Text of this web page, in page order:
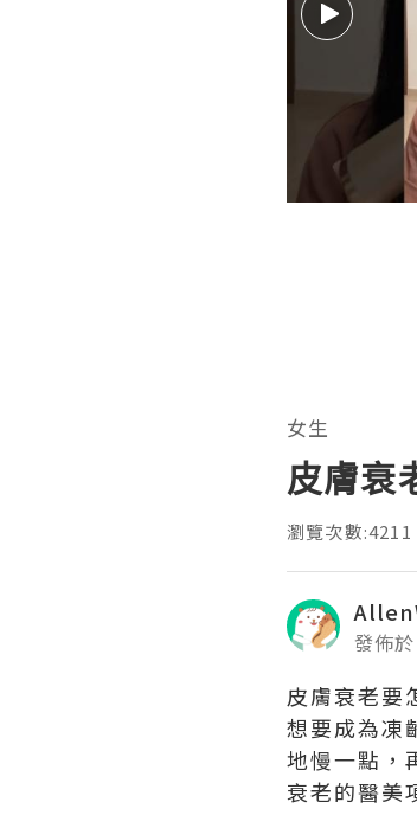
女生
皮膚衰
瀏覽次數:4211
發佈
皮膚衰老要
想要成為凍
地慢一點，
衰老的醫美